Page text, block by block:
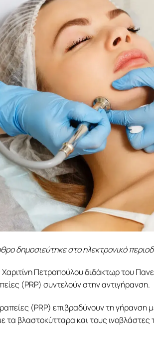
δημοσιεύτηκε στο ηλεκτρονικό
Πετροπούλου διδάκτωρ του
(PRP) συντελούν στην αντιγήρανση.
(PRP) επιβραδύνουν τη
τα βλαστοκύτταρα και τους